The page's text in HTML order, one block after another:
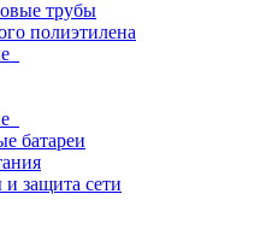
трубы
полиэтилена
батареи
защита сети